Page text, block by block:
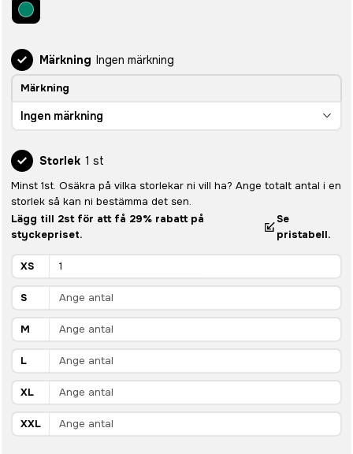
Märkning Ingen märkning
Märkning
Ingen märkning
Storlek 1 st
Minst 1st. Osäkra på vilka storlekar ni vill ha? Ange totalt antal i en
storlek så kan ni bestämma det sen.
Lägg till 2st för att få 29% rabatt på
styckepriset.
Se
pristabell.
XS
S
M
L
XL
XXL